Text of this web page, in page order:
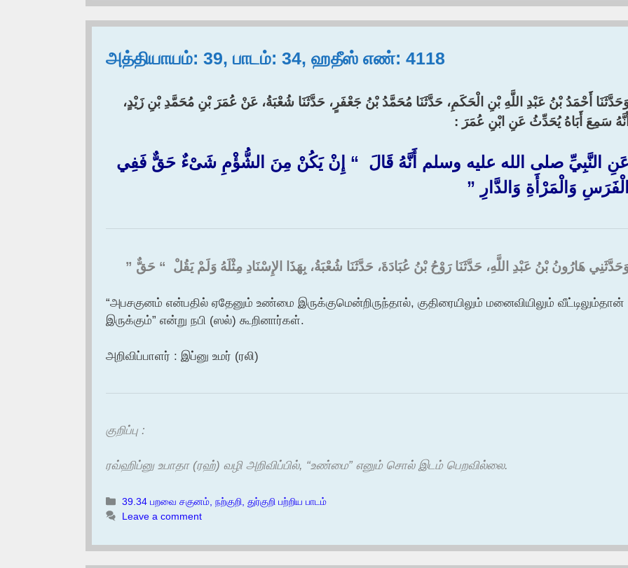
அத்தியாயம்: 39, பாடம்: 34, ஹதீஸ் எண்: 4118
أَحْمَدُ بْنُ عَبْدِ اللَّهِ بْنِ الْحَكَمِ، حَدَّثَنَا مُحَمَّدُ بْنُ جَعْفَرٍ، حَدَّثَنَا شُعْبَةُ، عَنْ عُمَرَ بْنِ مُحَمَّدِ بْنِ زَيْدٍ،
سَمِعَ أَبَاهُ يُحَدِّثُ عَنِ ابْنِ عُمَرَ :‏
النَّبِيِّ صلى الله عليه وسلم أَنَّهُ قَالَ ‏ “‏ إِنْ يَكُنْ مِنَ الشُّؤْمِ شَىْءٌ حَقٌّ فَفِي
وَالْمَرْأَةِ وَالدَّارِ ‏”‏
هَارُونُ بْنُ عَبْدِ اللَّهِ، حَدَّثَنَا رَوْحُ بْنُ عُبَادَةَ، حَدَّثَنَا شُعْبَةُ، بِهَذَا الإِسْنَادِ مِثْلَهُ وَلَمْ يَقُلْ ‏ “‏ حَقٌّ ‏”‏
“அபசகுனம் என்பதில் ஏதேனும் உண்மை இருக்குமென்றிருந்தால், குதிரையிலும் மனைவியிலும் வீட்டிலும்தான்
இருக்கும்” என்று நபி (ஸல்) கூறினார்கள்.
அறிவிப்பாளர் : இப்னு உமர் (ரலி)
குறிப்பு :
ரவ்ஹிப்னு உபாதா (ரஹ்) வழி அறிவிப்பில், “உண்மை” எனும் சொல் இடம் பெறவில்லை.
Categories
39.34 பறவை சகுனம், நற்குறி, துர்குறி பற்றிய பாடம்
Leave a comment